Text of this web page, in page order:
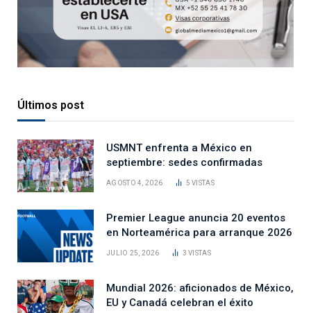
Últimos post
USMNT enfrenta a México en
septiembre: sedes confirmadas
AGOSTO 4, 2026 5VISTAS
Premier League anuncia 20 eventos
en Norteamérica para arranque 2026
JULIO 25, 2026 3VISTAS
Mundial 2026: aficionados de México,
EU y Canadá celebran el éxito